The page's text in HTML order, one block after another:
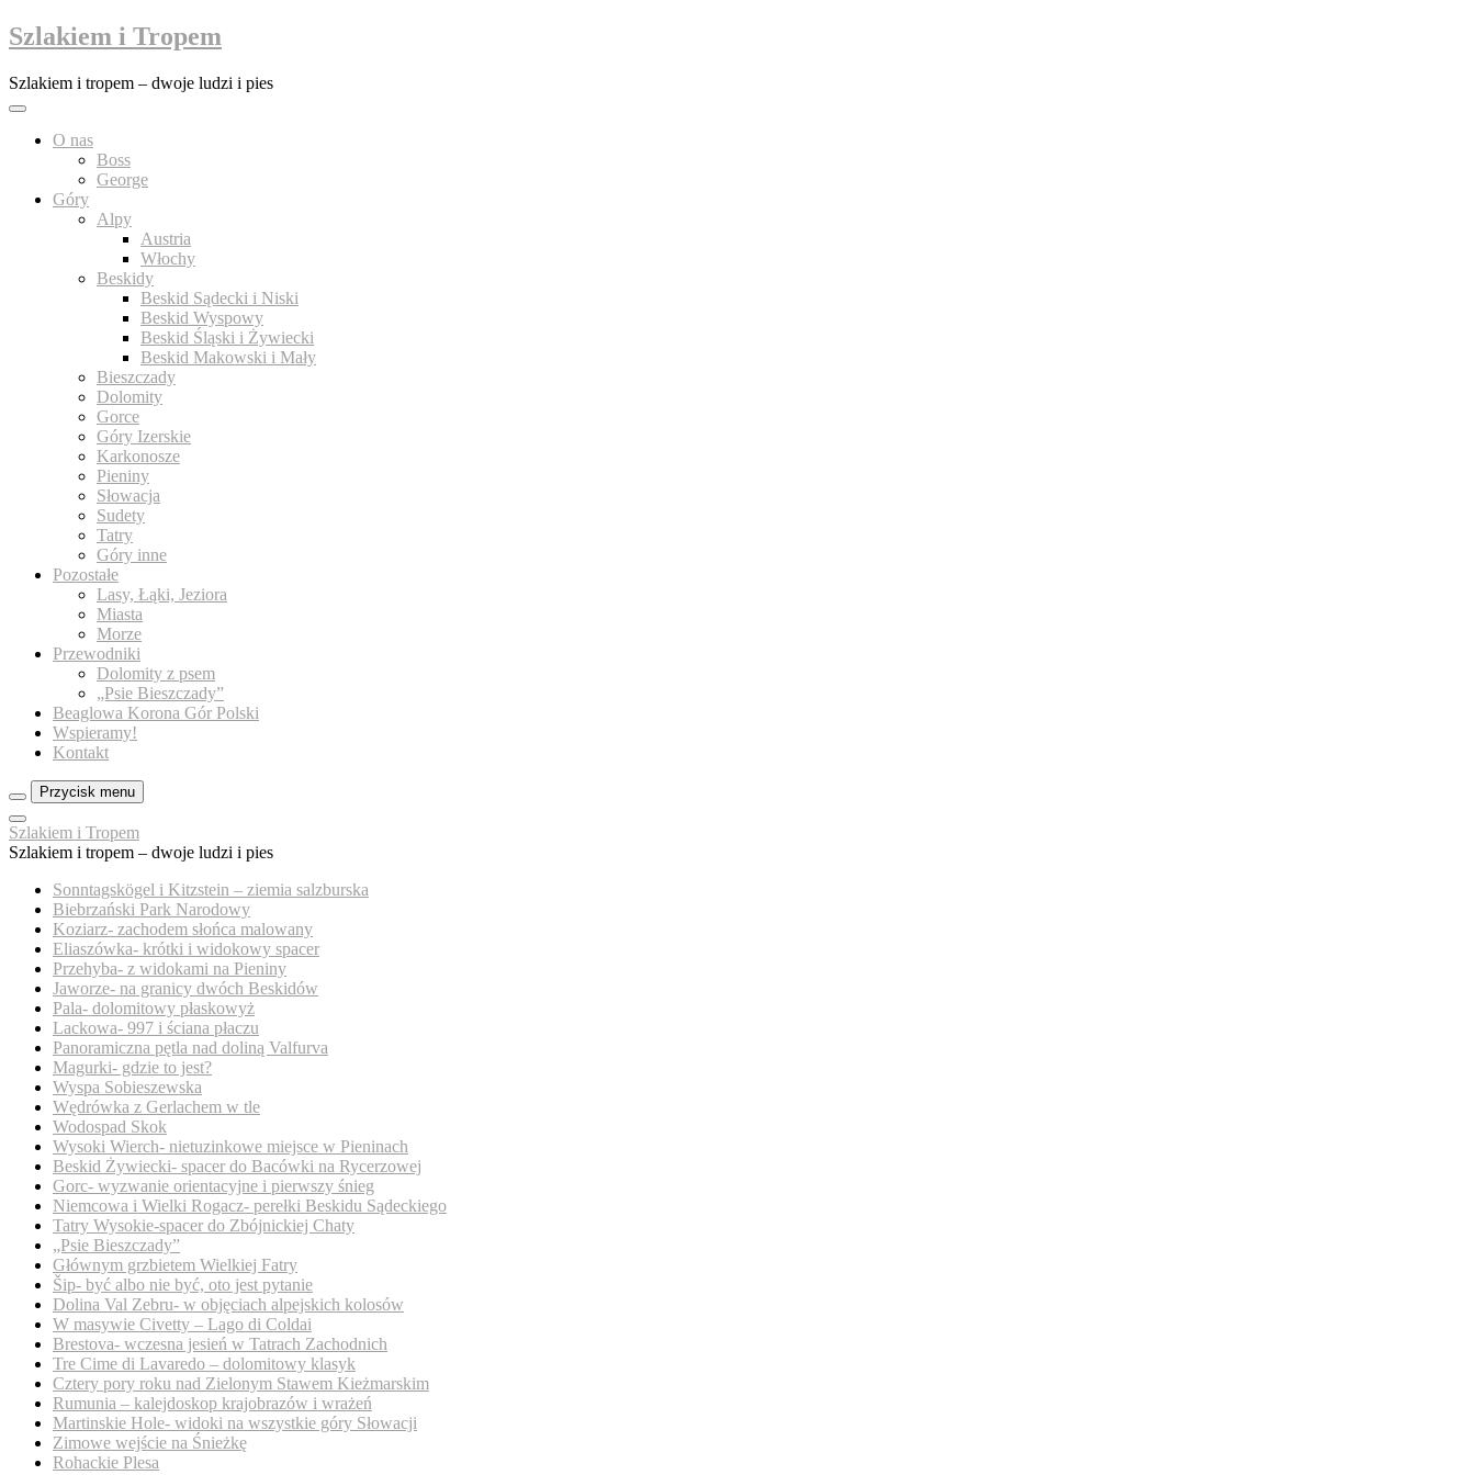
Przejdź
do
Szlakiem i Tropem
Szlakiem i tropem – dwoje ludzi i pies
O nas
Boss
George
Góry
Alpy
Austria
Włochy
Beskidy
Beskid Sądecki i Niski
Beskid Wyspowy
Beskid Śląski i Żywiecki
Beskid Makowski i Mały
Bieszczady
Dolomity
Gorce
Góry Izerskie
Karkonosze
Pieniny
Słowacja
Sudety
Tatry
Góry inne
Pozostałe
Lasy, Łąki, Jeziora
Miasta
Morze
Przewodniki
Dolomity z psem
„Psie Bieszczady”
Beaglowa Korona Gór Polski
Wspieramy!
Kontakt
Przycisk menu
Zamknij
menu
panelu
Szlakiem i Tropem
Szlakiem i tropem – dwoje ludzi i pies
Sonntagskögel i Kitzstein – ziemia salzburska
Biebrzański Park Narodowy
Koziarz- zachodem słońca malowany
Eliaszówka- krótki i widokowy spacer
Przehyba- z widokami na Pieniny
Jaworze- na granicy dwóch Beskidów
Pala- dolomitowy płaskowyż
Lackowa- 997 i ściana płaczu
Panoramiczna pętla nad doliną Valfurva
Magurki- gdzie to jest?
Wyspa Sobieszewska
Wędrówka z Gerlachem w tle
Wodospad Skok
Wysoki Wierch- nietuzinkowe miejsce w Pieninach
Beskid Żywiecki- spacer do Bacówki na Rycerzowej
Gorc- wyzwanie orientacyjne i pierwszy śnieg
Niemcowa i Wielki Rogacz- perełki Beskidu Sądeckiego
Tatry Wysokie-spacer do Zbójnickiej Chaty
„Psie Bieszczady”
Głównym grzbietem Wielkiej Fatry
Šip- być albo nie być, oto jest pytanie
Dolina Val Zebru- w objęciach alpejskich kolosów
W masywie Civetty – Lago di Coldai
Brestova- wczesna jesień w Tatrach Zachodnich
Tre Cime di Lavaredo – dolomitowy klasyk
Cztery pory roku nad Zielonym Stawem Kieżmarskim
Rumunia – kalejdoskop krajobrazów i wrażeń
Martinskie Hole- widoki na wszystkie góry Słowacji
Zimowe wejście na Śnieżkę
Rohackie Plesa